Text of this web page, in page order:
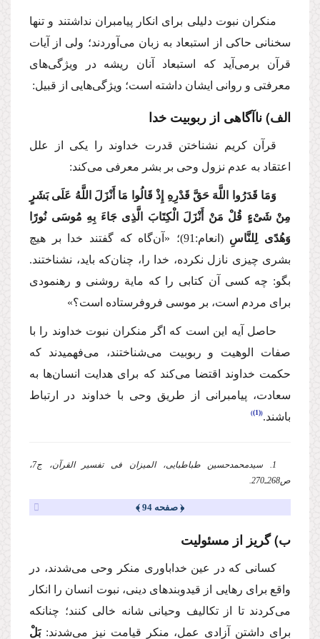
منكران نبوت دلیلی برای انكار پیامبران نداشتند و تنها
سخنانی حاكی از استبعاد به زبان می‌آوردند؛ ولی از آیات
قرآن برمی‌آید كه استبعاد آنان ریشه در ویژگی‌های
معرفتی و روانی ایشان داشته است؛ ویژگی‌هایی از قبیل:
الف) ناآگاهی از ربوبیت خدا
قرآن كریم نشناختن قدرت خداوند را یكی از علل
اعتقاد به عدم نزول وحی بر بشر معرفی می‌كند:
وَمَا قَدَرُوا اللَّهَ حَقَّ قَدْرِهِ إِذْ قَالُوا مَا أَنْزَلَ اللَّهُ عَلَی بَشَرٍ
مِنْ شَیْءٍ قُلْ مَنْ أَنْزَلَ الْكِتَابَ الَّذِی جَاءَ بِهِ مُوسَی نُورًا
وَهُدًی لِلنَّاسِ(انعام:91)؛
«آن‌گاه كه گفتند خدا بر هیچ
بشری چیزی نازل نكرده، خدا را، چنان‌كه باید، نشناختند.
بگو: چه كسی آن كتابی را كه مایة روشنی و رهنمودی
برای مردم است، بر موسی فروفرستاده است؟»
حاصل آیه این است كه اگر منكران نبوت خداوند را با
صفات الوهیت و ربوبیت می‌شناختند، می‌فهمیدند كه
حكمت خداوند اقتضا می‌كند كه برای هدایت انسان‌ها به
سعادت، پیامبرانی از طریق وحی با خداوند در ارتباط
باشند. (1)
1. سیدمحمدحسین طباطبایی، المیزان فی تفسیر القرآن، ج7،
ص268ـ270.
﴿ صفحه 94 ﴾
ب) گریز از مسئولیت
كسانی كه در عین خداباوری منكر وحی می‌شدند، در
واقع برای رهایی از قیدوبندهای دینی، نبوت انسان را انكار
می‌كردند تا از تكالیف وحیانی شانه خالی كنند؛ چنانكه
برای داشتن آزادی عمل، منكر قیامت نیز می‌شدند:بَلْ